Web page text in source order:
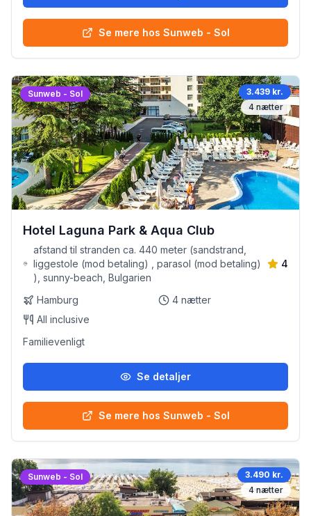
Se mere hos Sunweb - Sol
Sunweb - Sol
3.439 kr.
4 nætter
Hotel Laguna Park & Aqua Club
afstand til stranden ca. 440 meter (sandstrand,
liggestole (mod betaling) , parasol (mod betaling)
), sunny-beach, Bulgarien
4
Hamburg 4 nætter
All inclusive
Familievenligt
Se detaljer
Se mere hos Sunweb - Sol
Sunweb - Sol
3.490 kr.
4 nætter